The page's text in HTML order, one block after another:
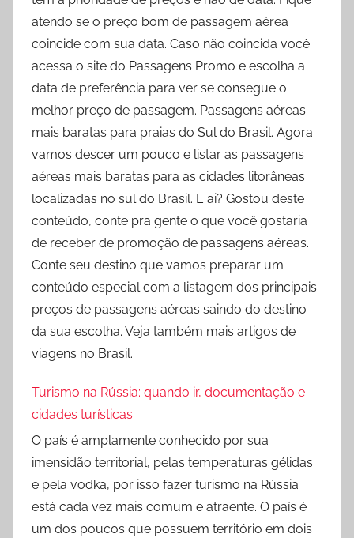
atendo se o preço bom de passagem aérea
coincide com sua data. Caso não coincida você
acessa o site do Passagens Promo e escolha a
data de preferência para ver se consegue o
melhor preço de passagem. Passagens aéreas
mais baratas para praias do Sul do Brasil. Agora
vamos descer um pouco e listar as passagens
aéreas mais baratas para as cidades litorâneas
localizadas no sul do Brasil. E ai? Gostou deste
conteúdo, conte pra gente o que você gostaria
de receber de promoção de passagens aéreas.
Conte seu destino que vamos preparar um
conteúdo especial com a listagem dos principais
preços de passagens aéreas saindo do destino
da sua escolha. Veja também mais artigos de
viagens no Brasil.
Turismo na Rússia: quando ir, documentação e
cidades turísticas
O país é amplamente conhecido por sua
imensidão territorial, pelas temperaturas gélidas
e pela vodka, por isso fazer turismo na Rússia
está cada vez mais comum e atraente. O país é
um dos poucos que possuem território em dois